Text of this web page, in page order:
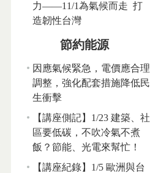
力——11/1為氣候而走 打
造韌性台灣
節約能源
因應氣候緊急，電價應合理
調整，強化配套措施降低民
生衝擊
【講座側記】1/23 建築、社
區要低碳，不吹冷氣不煮
飯？節能、光電來幫忙！
【講座紀錄】1/5 歐洲與台